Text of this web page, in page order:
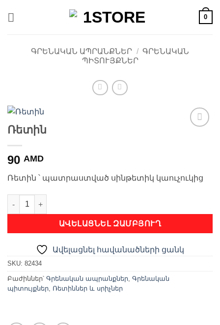
0
ԳՐԵՆԱԿԱՆ ԱՊՐԱՆՔՆԵՐ / ԳՐԵՆԱԿԱՆ
ՊԻՏՈՒՅՔՆԵՐ
Ռետին
90 AMD
Ռետին ՝ պատրաստված սինթետիկ կաուչուկից
Ռետին quantity
ԱՎԵԼԱՑՆԵԼ ԶԱՄԲՅՈՒՂ
Ավելացնել հավանածների ցանկ
SKU: 82434
Բաժիններ՝ Գրենական ապրանքներ, Գրենական
պիտույքներ, Ռետիններ և սրիչներ